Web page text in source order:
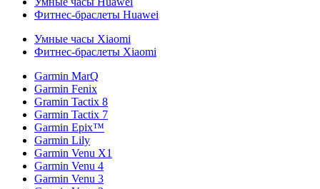
Фитнес-браслеты Huawei
Умные часы Xiaomi
Фитнес-браслеты Xiaomi
Garmin MarQ
Garmin Fenix
Gramin Tactix 8
Garmin Tactix 7
Garmin Epix™
Garmin Lily
Garmin Venu X1
Garmin Venu 4
Garmin Venu 3